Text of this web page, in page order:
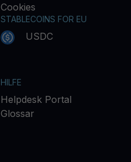
Cookies
STABLECOINS FOR EU
USDC
HILFE
Helpdesk Portal
Glossar